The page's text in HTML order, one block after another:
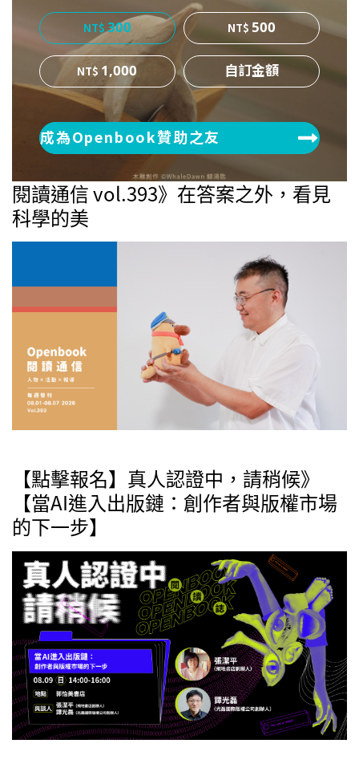
300
500
1,000
成為Openbook贊助之友
閱讀通信 vol.393》在答案之外，看見
科學的美
【點擊報名】真人認證中，請稍候》
【當AI進入出版鏈：創作者與版權市場
的下一步】